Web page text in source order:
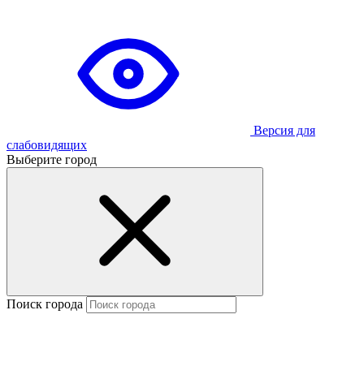
Версия для
слабовидящих
Выберите город
Поиск города